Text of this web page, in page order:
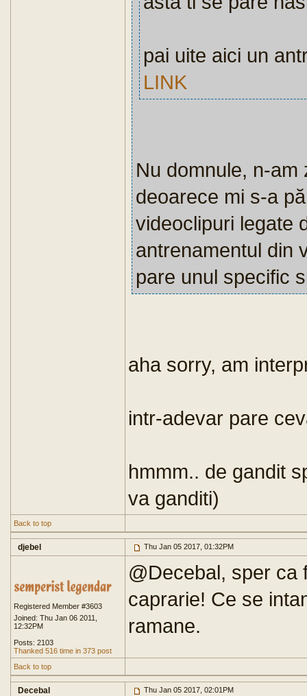
pai uite aici un
LINK
Nu domnule, n-
deoarece mi s-a
videoclipuri legate
antrenamentul din
pare unul specific
aha sorry, am
intr-adevar pare
hmmm.. de gandit
va ganditi)
Back to top
djebel Thu Jan 05 2017, 01:32PM
Registered Member #3603
Joined: Thu Jan 06 2011,
12:32PM
Posts: 2103
Thanked 516 time in 373 post
@Decebal, sper ca
caprarie! Ce se
ramane.
Back to top
Decebal Thu Jan 05 2017, 02:01PM